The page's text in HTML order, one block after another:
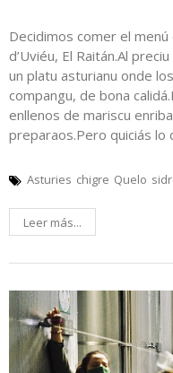
Decidimos comer el
d’Uviéu, El Raitán.Al
un platu asturianu onde
compangu, de bona
enllenos de mariscu
preparaos.Pero quiciás lo
Asturies chigre Quelo
Leer más...